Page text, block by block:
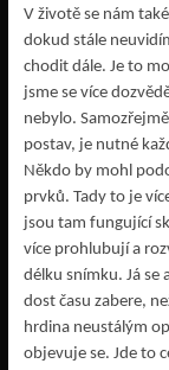
V životě se nám
dokud stále
chodit dále. Je to
jsme se více
nebylo.
postav, je nutné
Někdo by mohl
prvků. Tady to je
jsou tam fungující
více prohlubují a
délku snímku. Já se
dost času zabere,
hrdina neustálým
objevuje se. Jde to